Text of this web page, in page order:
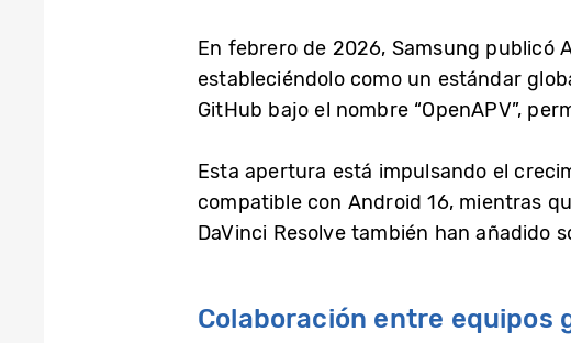
En febrero de 2026, Samsung publicó
estableciéndolo como un estándar
GitHub bajo el nombre “OpenAPV”,
Esta apertura está impulsando el
compatible con Android 16, mientras
DaVinci Resolve también han añadido
Colaboración entre equipos